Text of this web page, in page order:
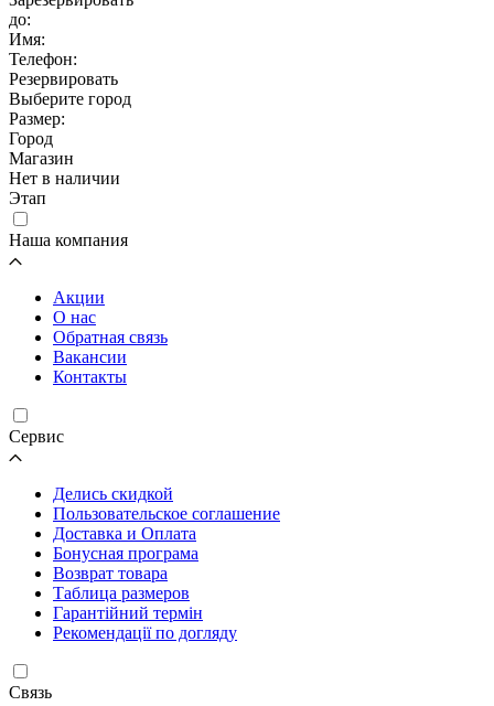
до:
Имя:
Телефон:
Резервировать
Выберите город
Размер:
Город
Магазин
Нет в наличии
Этап
Наша компания
Акции
О нас
Обратная связь
Вакансии
Контакты
Cервис
Делись скидкой
Пользовательское соглашение
Доставка и Оплата
Бонусная програма
Возврат товара
Таблица размеров
Гарантійний термін
Рекомендації по догляду
Связь